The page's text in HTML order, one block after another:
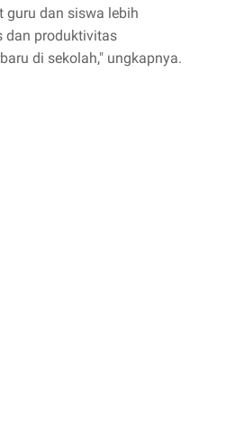
guru dan siswa lebih
dan produktivitas
di sekolah," ungkapnya.